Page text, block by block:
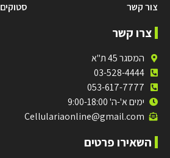
צור קשר
סטוקים
צרו קשר
המסגר 45 ת"א
03-528-4444
053-617-7777
ימים א'-ה' 9:00-18:00
Cellulariaonline@gmail.com
השאירו פרטים